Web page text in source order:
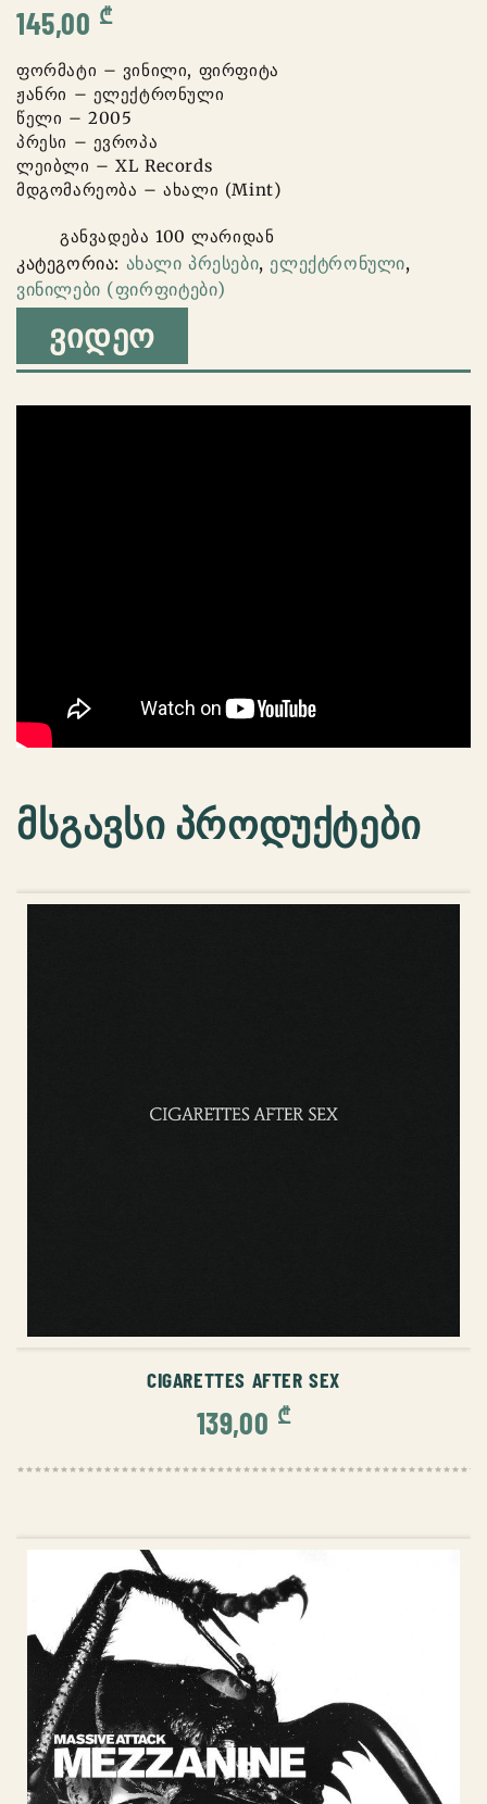
145,00 ₾
ფორმატი – ვინილი, ფირფიტა
ჟანრი – ელექტრონული
წელი – 2005
პრესი – ევროპა
ლეიბლი – XL Records
მდგომარეობა – ახალი (Mint)
განვადება 100 ლარიდან
კატეგორია: ახალი პრესები, ელექტრონული,
ვინილები (ფირფიტები)
ᲕᲘᲓᲔᲝ
მსგავსი პროდუქტები
CIGARETTES AFTER SEX
139,00 ₾